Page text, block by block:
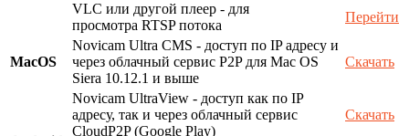
VLC или другой плеер - для
просмотра RTSP потока
Перейти
MacOS
Novicam Ultra CMS - доступ по IP адресу и
через облачный сервис P2P для Mac OS
Siera 10.12.1 и выше
Скачать
Novicam UltraView - доступ как по IP
адресу, так и через облачный сервис
CloudP2P (Google Play)
Скачать